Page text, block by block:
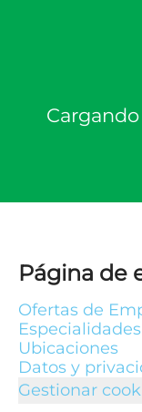
Página de
Ofertas de
Especialidades
Ubicaciones
Datos y
Gestionar